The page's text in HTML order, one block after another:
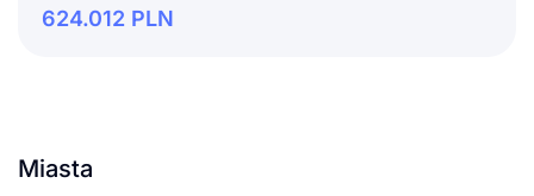
624.012 PLN
Miasta